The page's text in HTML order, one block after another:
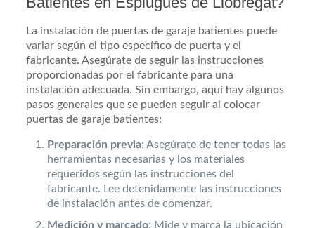
La instalación de puertas de garaje batientes puede
variar según el tipo específico de puerta y el
fabricante. Asegúrate de seguir las instrucciones
proporcionadas por el fabricante para una
instalación adecuada. Sin embargo, aquí hay algunos
pasos generales que se pueden seguir al colocar
puertas de garaje batientes:
Preparación previa: Asegúrate de tener todas las
herramientas necesarias y los materiales
requeridos según las instrucciones del
fabricante. Lee detenidamente las instrucciones
de instalación antes de comenzar.
Medición y marcado: Mide y marca la ubicación